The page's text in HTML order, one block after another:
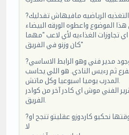
الرياضيه مافيهاش تفدليك
هذا الموضوع واعطوه الورقه البيضاء
تجاوزات الغذاءيه لأي لاعب "مهما
كان وزنو في الفريق"
مدير فني وهو الرابط الاساسي
ثم رءيس النادي. هو اللي يحاسب
الفني موش اي كادر آخر من كوادر
?تم هذا كل.و غير غيرو وقتها نحكيو كاردوزو عقليتو تنجح او
لا